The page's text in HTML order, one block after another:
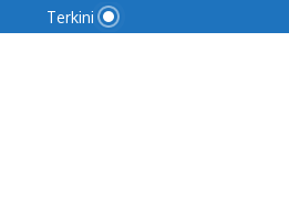
Lewati ke konten
Terkini